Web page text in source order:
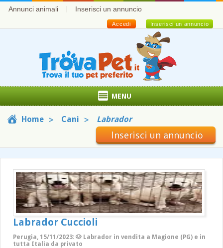
Annunci animali Inserisci un annuncio
Inserisci un annuncio
Accedi
MENU
Home Cani Labrador
Inserisci un annuncio
Labrador Cuccioli
Perugia, 15/11/2023: 🐶 Labrador in vendita a Magione (PG) e in
tutta Italia da privato